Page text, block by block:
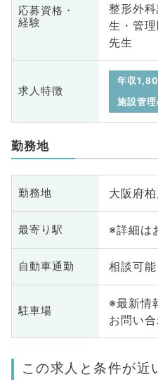
応募資格・
経験
整形外
生・管
先生
求人特徴
年収
施設管
勤務地
勤務地 大阪府
最寄り駅 ※詳細は
自動車通勤 相談可能
駐車場
※最新情
お問い
この求人と条件が近